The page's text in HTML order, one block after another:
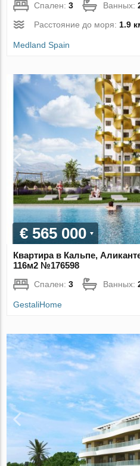
Спален:3 Ванных:
Расстояние до моря:1.9
Medland Spain
€ 565 000
Квартира в Кальпе,
116м2 №176598
Спален:3 Ванных:
GestaliHome